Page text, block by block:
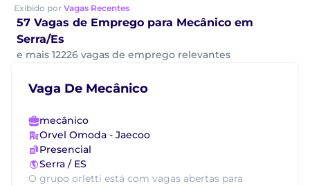
Exibido por Vagas Recentes
57 Vagas de Emprego para Mecânico em
Serra/Es
e mais 12226 vagas de emprego relevantes
Vaga De Mecânico
mecânico
Orvel Omoda - Jaecoo
Presencial
Serra / ES
O grupo orletti está com vagas abertas para